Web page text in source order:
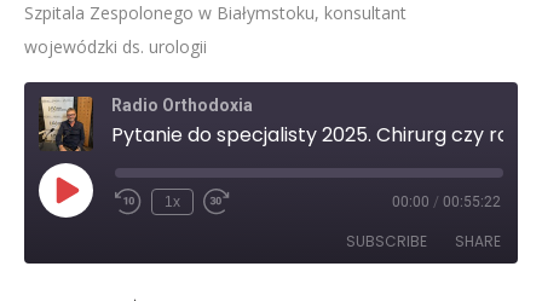
Szpitala Zespolonego w Białymstoku, konsultant
wojewódzki ds. urologii
Radio Orthodoxia
Play
EpisodeRewind
1x
Fast
seconds
00:00 / 00:55:22
SUBSCRIBE SHARE